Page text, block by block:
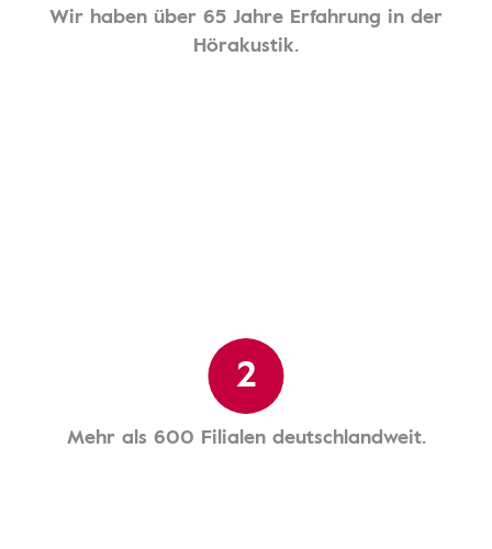
Wir haben über 65 Jahre Erfahrung in der
Hörakustik.
2
Mehr als 600 Filialen deutschlandweit.